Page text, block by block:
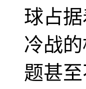
球占
冷战
题甚